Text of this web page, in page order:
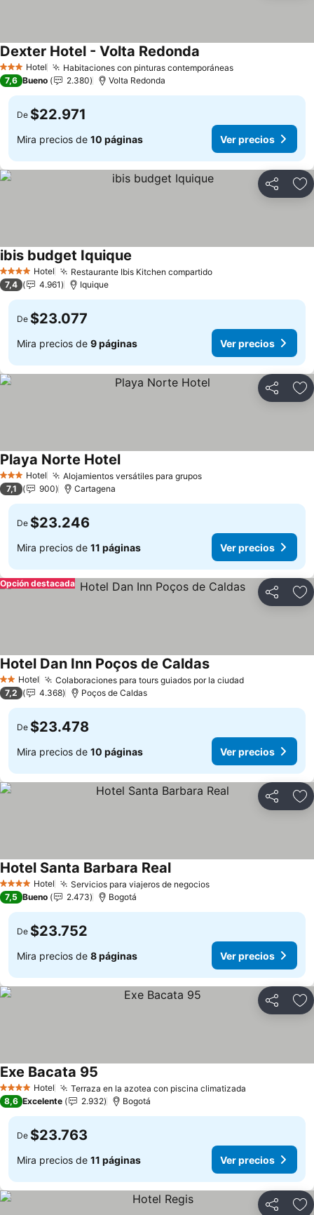
3 Estrellas
Hotel Habitaciones con pinturas contemporáneas
Dexter Hotel - Volta Redonda
7,6 Bueno 2.380 Volta Redonda
De $22.971
Mira precios de 10 páginas Ver precios
Compartir
4 EstrellasHotel Restaurante Ibis Kitchen compartido
ibis budget Iquique
7,4 4.961 Iquique
De $23.077
Mira precios de 9 páginas Ver precios
Compartir
3 Estrellas
Hotel Alojamientos versátiles para grupos
Playa Norte Hotel
7,1 900 Cartagena
De $23.246
Mira precios de 11 páginas Ver precios
Compartir
Opción destacada
2 Estrellas
Hotel Colaboraciones para tours guiados por la ciudad
Hotel Dan Inn Poços de Caldas
7,2 4.368 Poços de Caldas
De $23.478
Mira precios de 10 páginas Ver precios
Compartir
4 EstrellasHotel Servicios para viajeros de negocios
Hotel Santa Barbara Real
7,5 Bueno 2.473 Bogotá
De $23.752
Mira precios de 8 páginas Ver precios
Compartir
4 EstrellasHotel Terraza en la azotea con piscina climatizada
Exe Bacata 95
8,6 Excelente 2.932 Bogotá
De $23.763
Mira precios de 11 páginas Ver precios
Compartir